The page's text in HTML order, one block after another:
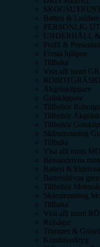
Batteri &
PERSONLIG
UNDERHÅLL
Profil &
Första hjälpen
Tillbaka
Visa allt inom
Åkgräsklippare
Gräsklippare
Tillbehör
Tillbehör
Tillbehör
Skärutrustning
Tillbaka
Visa allt inom
Bensindrivna
Batteri &
Batteridrivna
Tillbehör
Skärutrustning
Tillbaka
Visa allt inom
Röjsågar
Trimmer &
Kombiverktyg